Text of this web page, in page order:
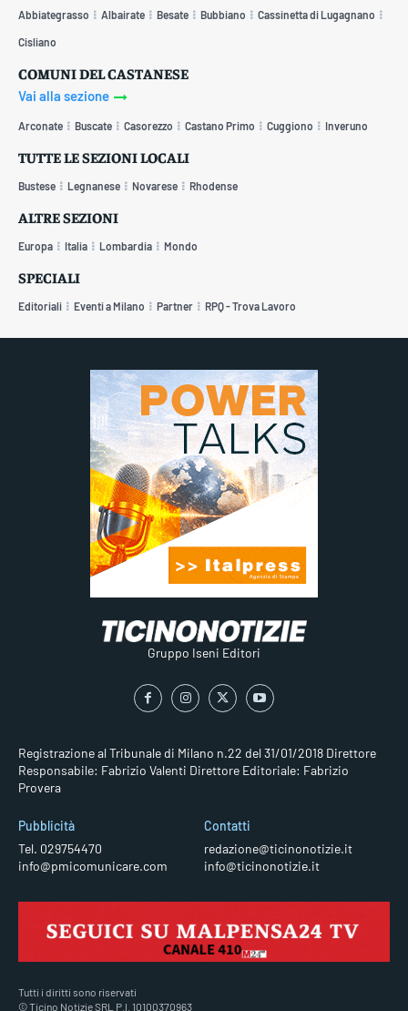
Abbiategrasso Albairate Besate Bubbiano Cassinetta di Lugagnano
Cisliano
COMUNI DEL CASTANESE
Vai alla sezione
Arconate Buscate Casorezzo Castano Primo Cuggiono Inveruno
TUTTE LE SEZIONI LOCALI
Bustese Legnanese Novarese Rhodense
ALTRE SEZIONI
Europa Italia Lombardia Mondo
SPECIALI
Editoriali Eventi a Milano Partner RPQ - Trova Lavoro
Gruppo Iseni Editori
Registrazione al Tribunale di Milano n.22 del 31/01/2018 Direttore
Responsabile: Fabrizio Valenti Direttore Editoriale: Fabrizio
Provera
Pubblicità
Tel. 029754470
info@pmicomunicare.com
Contatti
redazione@ticinonotizie.it
info@ticinonotizie.it
Tutti i diritti sono riservati
© Ticino Notizie SRL P.I. 10100370963